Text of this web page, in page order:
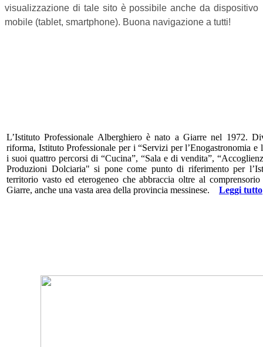
visualizzazione di tale sito è possibile anche da dispositivo
mobile (tablet, smartphone). Buona navigazione a tutti!
L’Istituto Professionale Alberghiero è nato a Giarre nel 1972.
riforma, Istituto Professionale per i “Servizi per l’Enogastronomia e
i suoi quattro percorsi di “Cucina”, “Sala e di vendita”,
Produzioni Dolciaria" si pone come punto di riferimento per
territorio vasto ed eterogeneo che abbraccia oltre al
Giarre, anche una vasta area della provincia messinese.
Leggi tutto